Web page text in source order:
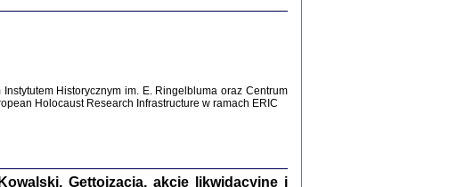
JEST POSIADAĆ DOM POD ZIEMIĄ ...
Historycznym im. E. Ringelbluma oraz Centrum
Holocaust Research Infrastructure w ramach ERIC
Gettoizacja, akcje likwidacyjne i